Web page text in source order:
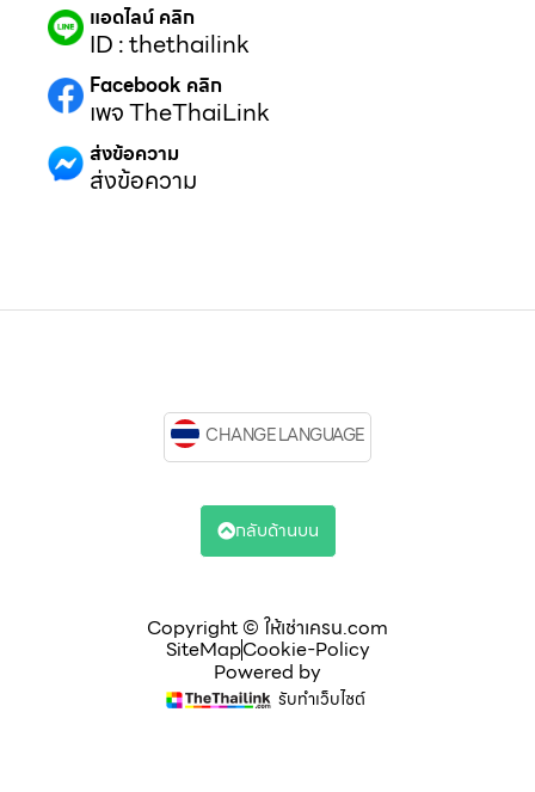
แอดไลน์ คลิก
ID : thethailink
Facebook คลิก
เพจ TheThaiLink
ส่งข้อความ
ส่งข้อความ
Copyright © ให้เช่าเครน.com
SiteMapCookie-Policy
Powered by
รับทำเว็บไซต์
CHANGE LANGUAGE
กลับด้านบน